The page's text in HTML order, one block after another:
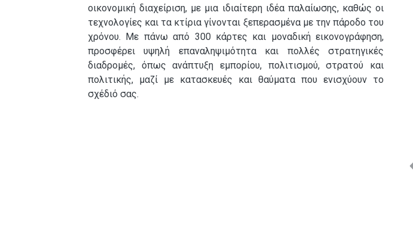
οικονομική διαχείριση, με μια ιδιαίτερη ιδέα παλαίωσης, καθώς οι
τεχνολογίες και τα κτίρια γίνονται ξεπερασμένα με την πάροδο του
χρόνου. Με πάνω από 300 κάρτες και μοναδική εικονογράφηση,
προσφέρει υψηλή επαναληψιμότητα και πολλές στρατηγικές
διαδρομές, όπως ανάπτυξη εμπορίου, πολιτισμού, στρατού και
πολιτικής, μαζί με κατασκευές και θαύματα που ενισχύουν το
σχέδιό σας.